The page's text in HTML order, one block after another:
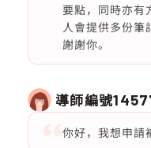
要點，同時亦有
人會提供多份筆
謝謝你。
導師編號
你好，我想申請